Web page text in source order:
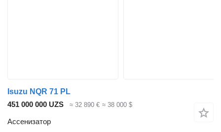
Isuzu NQR 71 PL
451 000 000 UZS
≈ 32 890 € ≈ 38 000 $
Ассенизатор